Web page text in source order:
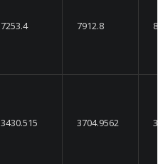
7253.4 7912.8
3430.515 3704.9562